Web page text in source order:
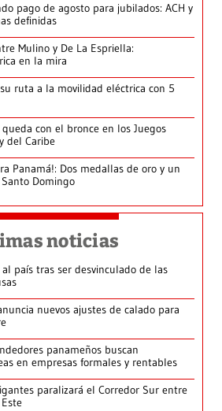
pago de agosto para jubilados: ACH y
definidas
Mulino y De La Espriella:
en la mira
ruta a la movilidad eléctrica con 5
con el bronce en los Juegos
del Caribe
Panamá!: Dos medallas de oro y un
Domingo
noticias
país tras ser desvinculado de las
nuevos ajustes de calado para
panameños buscan
en empresas formales y rentables
paralizará el Corredor Sur entre